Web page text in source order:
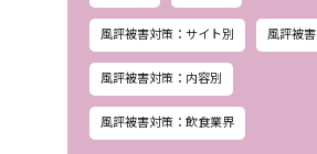
風評被害対策：サイト別 風評被
風評被害対策：内容別
風評被害対策：飲食業界